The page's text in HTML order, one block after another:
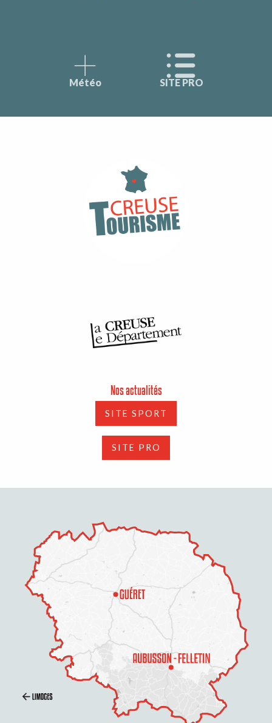
Météo SITE PRO
Nos actualités
SITE SPORT
SITE PRO